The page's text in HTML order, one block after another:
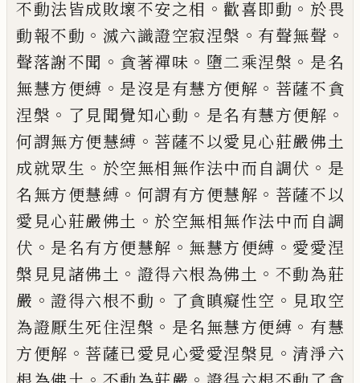
不動法皆成敗壞不安之相 。 歡喜即動 。 於畏
動報不動 。 滅六識證空寂涅槃 。 有聲無聲 。
聲落謝不聞 。 貪著禪味 。 墮二乘涅槃 。 是名
無慧方便縛 。 是沒是有慧方便解 。 菩薩不貪
涅槃 。 了見聞覺知心動 。 是名有慧方便解 。
何謂無方便慧縛 。 菩薩不以愛見心莊嚴佛土
成就眾生 。 於空無相無作法中而自調伏 。 是
名無方便慧縛 。 何謂有方便慧解 。 菩薩不以
愛見心莊嚴佛土 。 於空無相無作法中而 自調
伏 。 是名有方便慧解 。 無慧方便縛 。愛愛涅
槃見見諸佛土 。 證得六根為佛土 。 不動為莊
嚴 。證得六根不動 。 了貪瞋癡性空 。 見取空
為證厭生死住涅槃 。 是名無慧方便縛 。 有慧
方便解 。 菩薩已愛見心愛愛涅槃見 。 清淨六